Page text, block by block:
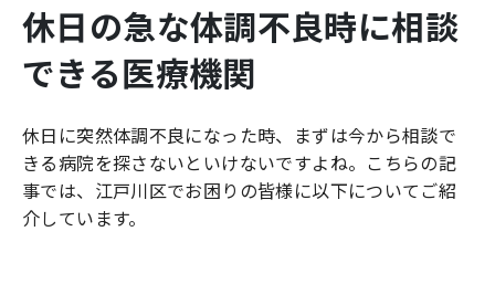
休日の急な体調不良時に相談
できる医療機関
休日に突然体調不良になった時、まずは今から相談で
きる病院を探さないといけないですよね。こちらの記
事では、 江戸川区でお困りの皆様に以下についてご紹
介しています。